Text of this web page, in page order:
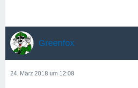
Greenfox
24. März 2018 um 12:08